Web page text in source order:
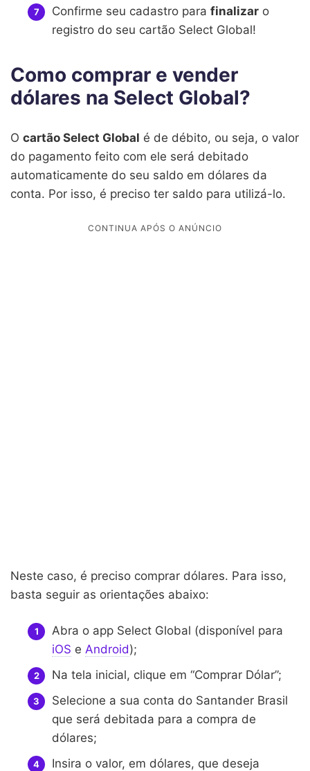
Confirme seu cadastro para finalizar o
registro do seu cartão Select Global!
Como comprar e vender
dólares na Select Global?
O cartão Select Global é de débito, ou seja, o valor
do pagamento feito com ele será debitado
automaticamente do seu saldo em dólares da
conta. Por isso, é preciso ter saldo para utilizá-lo.
Neste caso, é preciso comprar dólares. Para isso,
basta seguir as orientações abaixo:
Abra o app Select Global (disponível para
iOS e Android);
Na tela inicial, clique em “Comprar Dólar”;
Selecione a sua conta do Santander Brasil
que será debitada para a compra de
dólares;
Insira o valor, em dólares, que deseja